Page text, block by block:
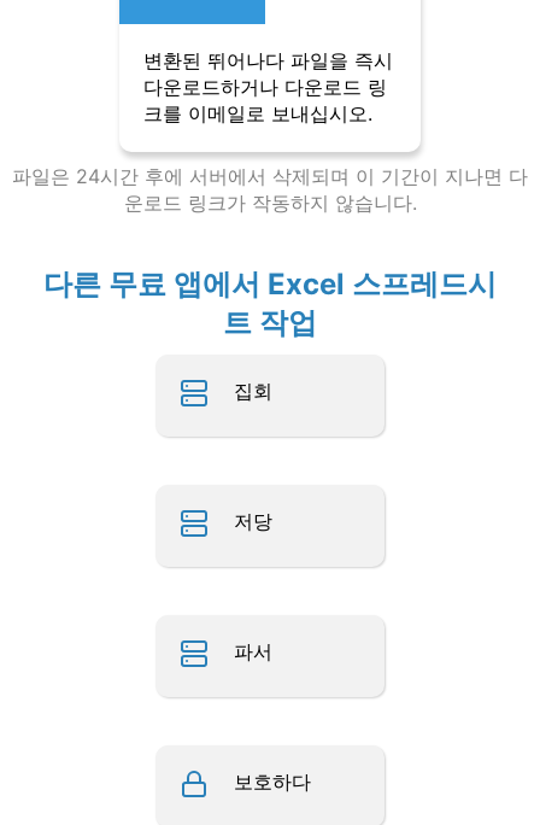
변환된 뛰어나다 파일을 즉시
다운로드하거나 다운로드 링
크를 이메일로 보내십시오.
파일은 24시간 후에 서버에서 삭제되며 이 기간이 지나면 다
운로드 링크가 작동하지 않습니다.
다른 무료 앱에서 Excel 스프레드시
트 작업
집회
저당
파서
보호하다